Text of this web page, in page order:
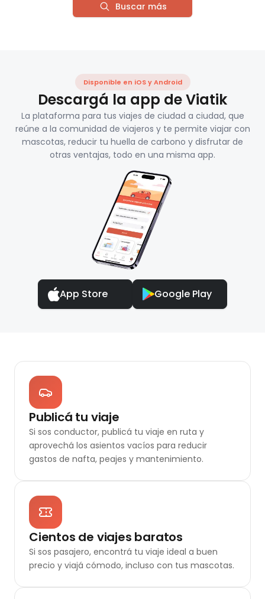
Buscar más
Disponible en iOS y Android
Descargá la app de Viatik
La plataforma para tus viajes de ciudad a ciudad, que
reúne a la comunidad de viajeros y te permite viajar con
mascotas, reducir tu huella de carbono y disfrutar de
otras ventajas, todo en una misma app.
App Store Google Play
Publicá tu viaje
Si sos conductor, publicá tu viaje en ruta y
aprovechá los asientos vacíos para reducir
gastos de nafta, peajes y mantenimiento.
Cientos de viajes baratos
Si sos pasajero, encontrá tu viaje ideal a buen
precio y viajá cómodo, incluso con tus mascotas.